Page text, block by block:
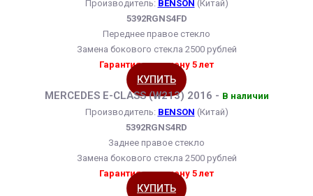
Производитель: BENSON (Китай)
5392RGNS4FD
Переднее правое стекло
Замена бокового стекла 2500 рублей
Гарантия на замену 5 лет
КУПИТЬ
MERCEDES E-CLASS (W213) 2016 - В наличии
Производитель: BENSON (Китай)
5392RGNS4RD
Заднее правое стекло
Замена бокового стекла 2500 рублей
Гарантия на замену 5 лет
КУПИТЬ